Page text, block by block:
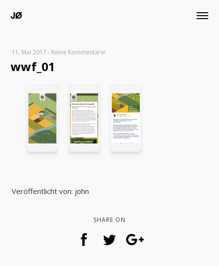
11. Mai 2017 - Keine Kommentare!
wwf_01
Veröffentlicht von: john
SHARE ON